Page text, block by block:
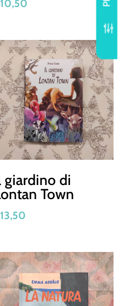
f
10,50
giardino di
Town
13,50